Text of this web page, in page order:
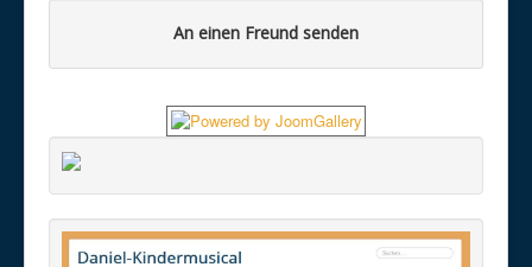
An einen Freund senden